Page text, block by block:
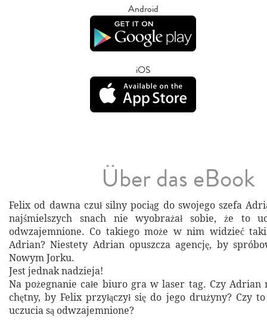
Android
iOS
Über das eBook
Felix od dawna czuł silny pociąg do swojego szefa
najśmielszych snach nie wyobrażał sobie, że to
odwzajemnione. Co takiego może w nim widzieć
Adrian? Niestety Adrian opuszcza agencję, by
Nowym Jorku.
Jest jednak nadzieja!
Na pożegnanie całe biuro gra w laser tag. Czy Adrian
chętny, by Felix przyłączył się do jego drużyny? Czy
uczucia są odwzajemnione?